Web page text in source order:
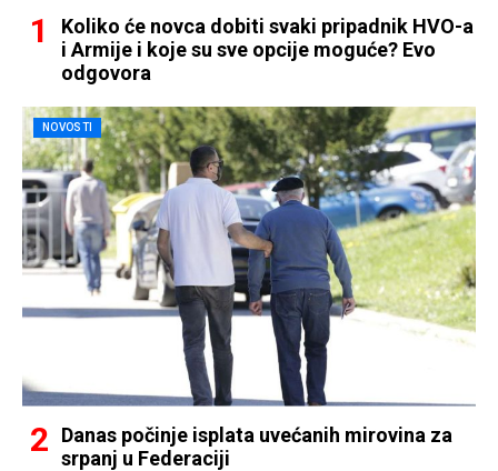
Koliko će novca dobiti svaki pripadnik HVO-a
i Armije i koje su sve opcije moguće? Evo
odgovora
NOVOSTI
Danas počinje isplata uvećanih mirovina za
srpanj u Federaciji